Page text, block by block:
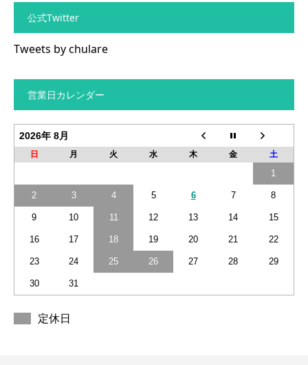
公式Twitter
Tweets by chulare
営業日カレンダー
2026年 8月
日 月 火 水 木 金 土
1
2 3 4 5 6 7 8
9 10 11 12 13 14 15
16 17 18 19 20 21 22
23 24 25 26 27 28 29
30 31
定休日